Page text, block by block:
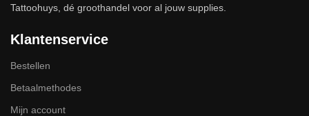
Tattoohuys, dé groothandel voor al jouw supplies.
Klantenservice
Bestellen
Betaalmethodes
Mijn account